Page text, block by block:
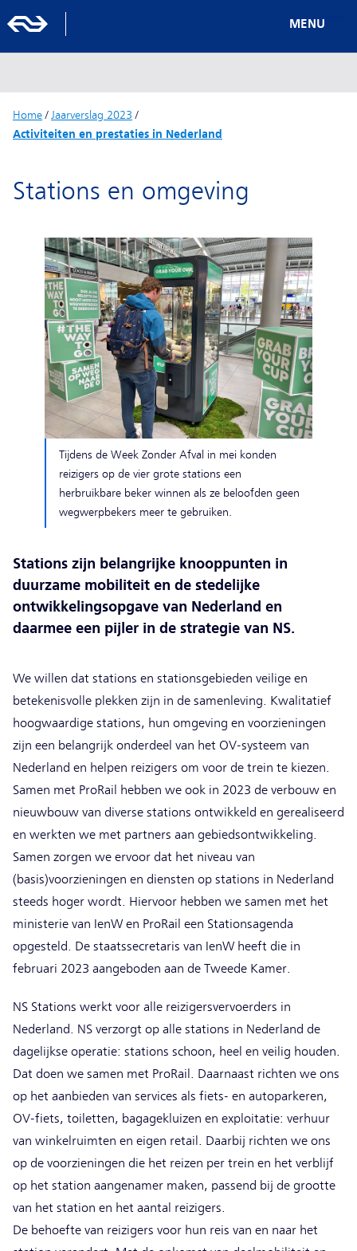
MENU
Home/ Jaarverslag 2023 /
Activiteiten en prestaties in Nederland
Stations en omgeving
Tijdens de Week Zonder Afval in mei konden
reizigers op de vier grote stations een
herbruikbare beker winnen als ze beloofden geen
wegwerpbekers meer te gebruiken.
Stations zijn belangrijke knooppunten in
duurzame mobiliteit en de stedelijke
ontwikkelingsopgave van Nederland en
daarmee een pijler in de strategie van NS.
We willen dat stations en stationsgebieden veilige en
betekenisvolle plekken zijn in de samenleving. Kwalitatief
hoogwaardige stations, hun omgeving en voorzieningen
zijn een belangrijk onderdeel van het OV-systeem van
Nederland en helpen reizigers om voor de trein te kiezen.
Samen met ProRail hebben we ook in 2023 de verbouw en
nieuwbouw van diverse stations ontwikkeld en gerealiseerd
en werkten we met partners aan gebiedsontwikkeling.
Samen zorgen we ervoor dat het niveau van
(basis)voorzieningen en diensten op stations in Nederland
steeds hoger wordt. Hiervoor hebben we samen met het
ministerie van IenW en ProRail een Stationsagenda
opgesteld. De staatssecretaris van IenW heeft die in
februari 2023 aangeboden aan de Tweede Kamer.
NS Stations werkt voor alle reizigersvervoerders in
Nederland. NS verzorgt op alle stations in Nederland de
dagelijkse operatie: stations schoon, heel en veilig houden.
Dat doen we samen met ProRail. Daarnaast richten we ons
op het aanbieden van services als fiets- en autoparkeren,
OV-fiets, toiletten, bagagekluizen en exploitatie: verhuur
van winkelruimten en eigen retail. Daarbij richten we ons
op de voorzieningen die het reizen per trein en het verblijf
op het station aangenamer maken, passend bij de grootte
van het station en het aantal reizigers.
De behoefte van reizigers voor hun reis van en naar het